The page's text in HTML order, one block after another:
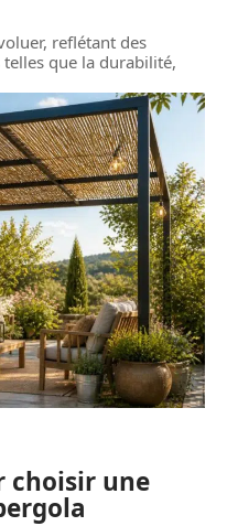
reflétant des
que la durabilité,
choisir une